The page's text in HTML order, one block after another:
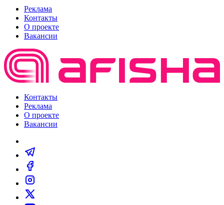
Реклама
Контакты
О проекте
Вакансии
Контакты
Реклама
О проекте
Вакансии